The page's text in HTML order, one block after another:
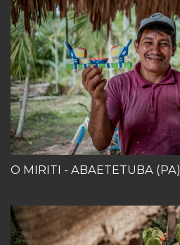
O MIRITI - ABAETETUBA (PA)